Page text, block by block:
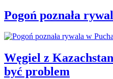
Pogoń poznała
Węgiel z
być problem